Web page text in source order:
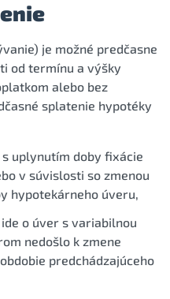
je možné predčasne
od termínu a výšky
alebo bez
splatenie hypotéky
uplynutím doby fixácie
v súvislosti so zmenou
hypotekárneho úveru,
o úver s variabilnou
nedošlo k zmene
predchádzajúceho